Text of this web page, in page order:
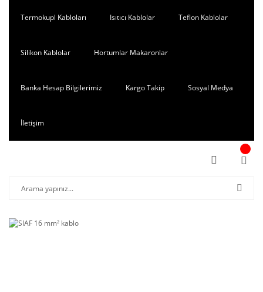
Termokupl Kabloları Isıtıcı Kablolar Teflon Kablolar
Silikon Kablolar Hortumlar Makaronlar
Banka Hesap Bilgilerimiz Kargo Takip Sosyal Medya
İletişim